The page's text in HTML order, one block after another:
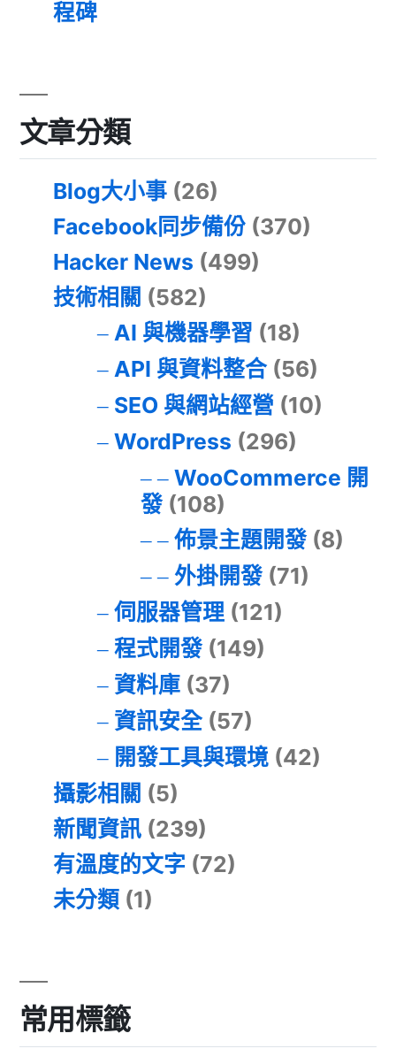
程碑
文章分類
Blog大小事 (26)
Facebook同步備份 (370)
Hacker News (499)
技術相關 (582)
AI 與機器學習 (18)
API 與資料整合(56)
SEO 與網站經營 (10)
WordPress (296)
WooCommerce 開
發(108)
佈景主題開發(8)
外掛開發(71)
伺服器管理(121)
程式開發(149)
資料庫(37)
資訊安全(57)
開發工具與環境(42)
攝影相關 (5)
新聞資訊 (239)
有溫度的文字 (72)
未分類 (1)
常用標籤